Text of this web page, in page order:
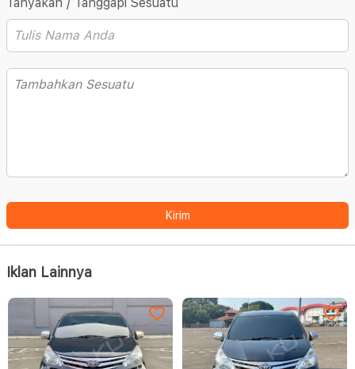
Kirim
Iklan Lainnya